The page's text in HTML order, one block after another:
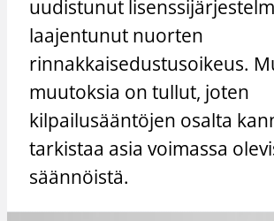
uudistunut
laajentunut nuorten
rinnakkaisedustusoikeus.
muutoksia on tullut, joten
kilpailusääntöjen osalta
tarkistaa asia voimassa
säännöistä.